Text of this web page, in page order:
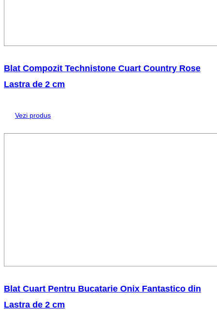
Blat Compozit Technistone Cuart Country Rose
Lastra de 2 cm
Vezi produs
Blat Cuart Pentru Bucatarie Onix Fantastico din
Lastra de 2 cm